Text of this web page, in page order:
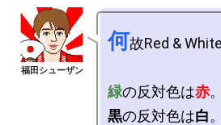
何故Red &
緑の反対色は赤
黒の反対色は白。